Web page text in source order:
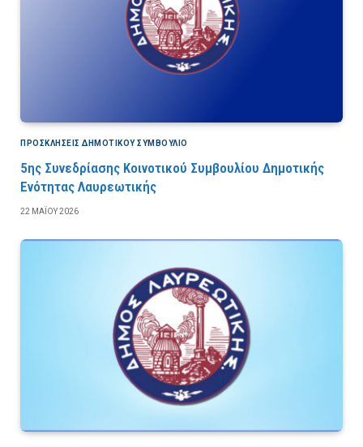
ΠΡΟΣΚΛΉΣΕΙΣ ΔΗΜΟΤΙΚΟΎ ΣΥΜΒΟΎΛΙΟ
5ης Συνεδρίασης Κοινοτικού Συμβουλίου Δημοτικής
Ενότητας Λαυρεωτικής
22 ΜΑΪ́ΟΥ 2026